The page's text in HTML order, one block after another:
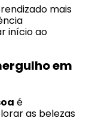
mais
início ao
em
é
as belezas